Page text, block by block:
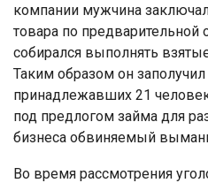
компании мужчина
товара по предварительной
собирался выполнять
Таким образом он
принадлежавших 21
под предлогом займа для
бизнеса обвиняемый
Во время рассмотрения